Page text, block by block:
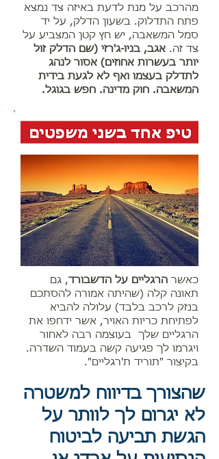
מהרכב על מנת לדעת באיזה צד נמצא
פתח התדלוק. בשעון הדלק, על יד
סמל המשאבה, יש חץ קטן המצביע על
צד זה. אגב, בניו-ג'רזי (שם הדלק זול
יותר בעשרות אחוזים) אסור לנהג
לתדלק בעצמו ואף לא לגעת בידית
המשאבה. חוק מדינה. חפש בגוגל.
כאשר הרגליים על הדשבורד, גם
תאונה קלה (שהיתה אמורה להסתכם
בנזק לרכב בלבד) עלולה להביא
לפתיחת כרי​ו​ת האויר, אשר ​ידחפו​ את
הרגליים שלך ​ בעוצמה רבה​ לאחור
ויגרמו​ ל​ך ​פגיעה קשה בעמוד השדרה.
בקיצור "תוריד ת'רגליים".
​שהצורך בדיווח למשטרה
לא יגרום לך לוותר על
הגשת תביעה לביטוח